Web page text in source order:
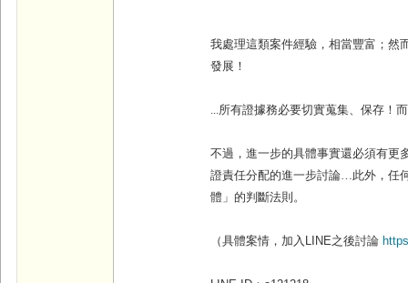
我處理這類案件經驗，相當豐富；然
發展！
...所有證據務必要切實蒐集、保存！
不過，進一步的具體事實還必須有更
證責任分配的進一步討論…此外，任
體」的判斷法則。
（具體案情，加入 LINE之後討論